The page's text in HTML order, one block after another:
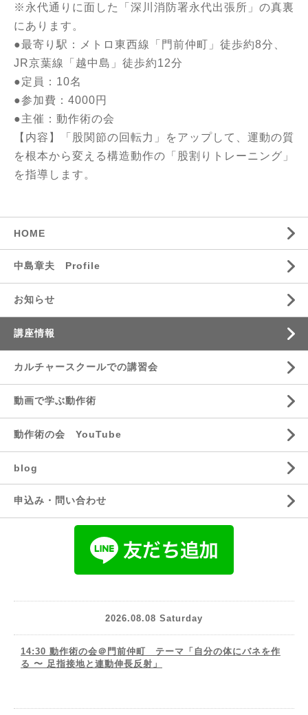
※永代通りに面した「深川消防署永代出張所」の真裏
にあります。
●最寄り駅：メトロ東西線「門前仲町」徒歩約8分、
JR京葉線「越中島」徒歩約12分
●定員：10名
●参加費：4000円
●主催：動作術の会
【内容】「股関節の回転力」をアップして、運動の質
を根本から変える構造動作の「股割りトレーニング」
を指導します。
HOME
中島章夫 Profile
お知らせ
講座情報
カルチャースクールでの講習会
動画で学ぶ動作術
動作術の会 YouTube
blog
申込み・問い合わせ
2026.08.08 Saturday
14:30 動作術の会＠門前仲町 テーマ「自分の体にバネを作
る 〜 足指接地と連動伸長反射」